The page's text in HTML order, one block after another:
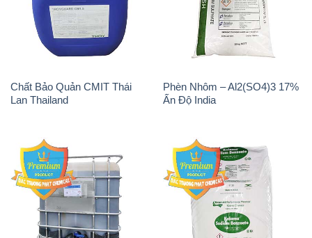
Lan Thailand
Ấn Độ India
Chất tạo bọt Las P Tico Tank
IBC Bồn Việt Nam
Sodium Benzoate – Mốc Bột
Kalama Food Grade Mỹ Usa